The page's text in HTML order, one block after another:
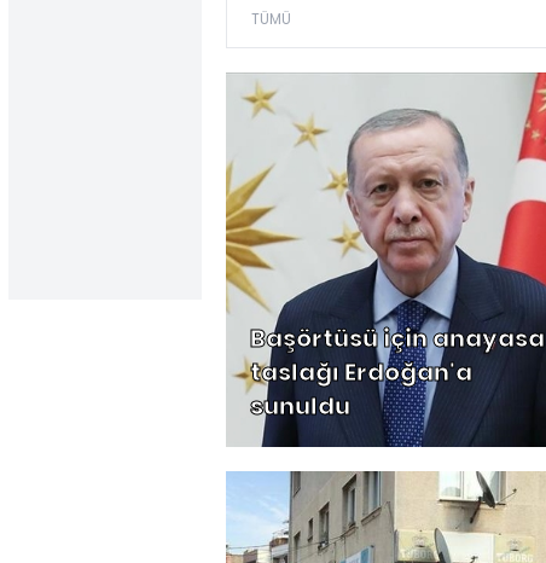
Başörtüsü için anayasa
taslağı Erdoğan'a
sunuldu